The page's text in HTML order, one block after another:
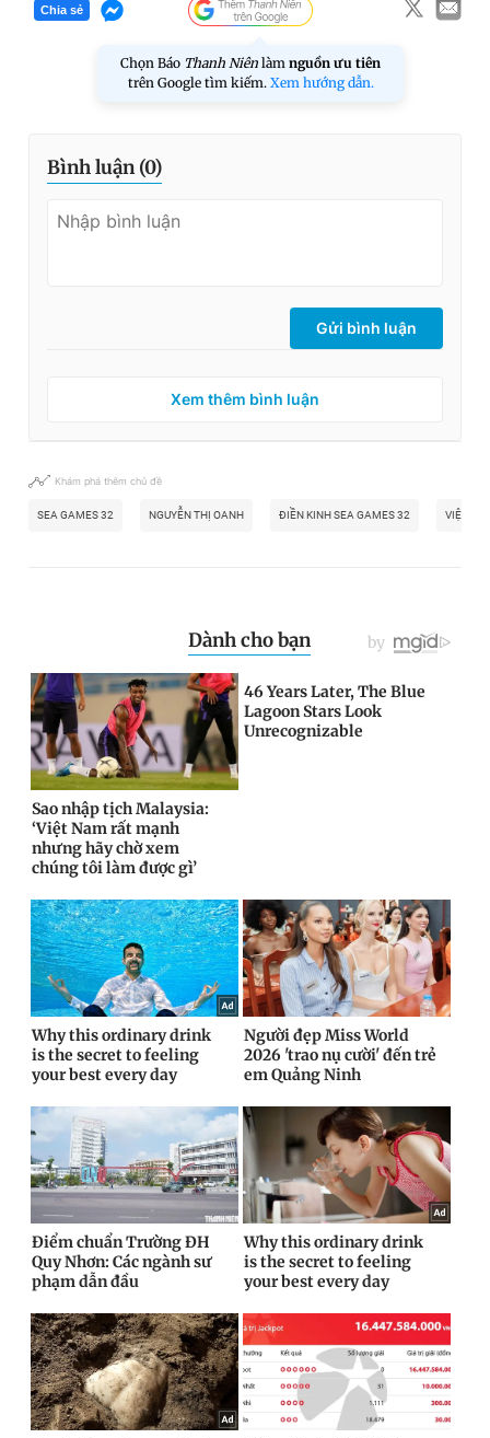
Chia sẻ
Chọn Báo Thanh Niên làm nguồn ưu tiên
trên Google tìm kiếm. Xem hướng dẫn.
Bình luận (0)
Gửi bình luận
Xem thêm bình luận
Khám phá thêm chủ đề
SEA GAMES 32 NGUYỄN THỊ OANH ĐIỀN KINH SEA GAMES 32 VIỆT